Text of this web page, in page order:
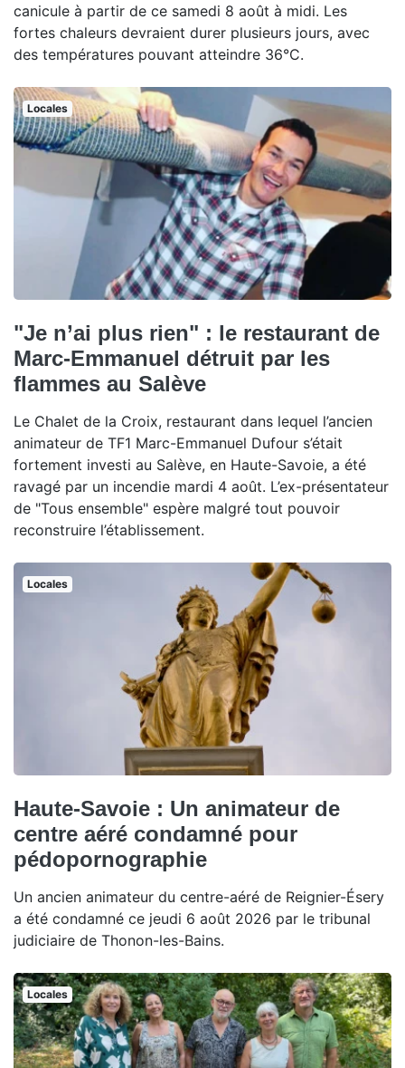
canicule à partir de ce samedi 8 août à midi. Les
fortes chaleurs devraient durer plusieurs jours, avec
des températures pouvant atteindre 36°C.
Locales
"Je n’ai plus rien" : le restaurant de
Marc-Emmanuel détruit par les
flammes au Salève
Le Chalet de la Croix, restaurant dans lequel l’ancien
animateur de TF1 Marc-Emmanuel Dufour s’était
fortement investi au Salève, en Haute-Savoie, a été
ravagé par un incendie mardi 4 août. L’ex-présentateur
de "Tous ensemble" espère malgré tout pouvoir
reconstruire l’établissement.
Locales
Haute-Savoie : Un animateur de
centre aéré condamné pour
pédopornographie
Un ancien animateur du centre-aéré de Reignier-Ésery
a été condamné ce jeudi 6 août 2026 par le tribunal
judiciaire de Thonon-les-Bains.
Locales